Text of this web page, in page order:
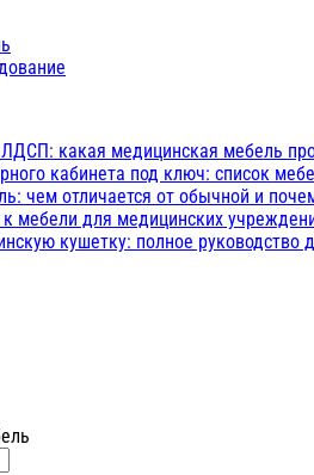
какая медицинская мебель
кабинета под ключ: список
чем отличается от обычной и
мебели для медицинских
кушетку: полное руководство